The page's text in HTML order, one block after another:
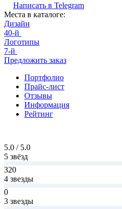
Написать в Telegram
Места в каталоге:
Дизайн
40-й
Логотипы
7-й
Предложить заказ
Портфолио
Прайс-лист
Отзывы
Информация
Рейтинг
5.0 / 5.0
5 звёзд
320
4 звезды
0
3 звезды